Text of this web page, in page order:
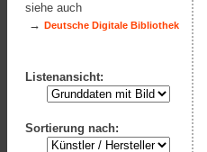
siehe auch
→ Deutsche Digitale Bibliothek
Listenansicht:
Sortierung nach: